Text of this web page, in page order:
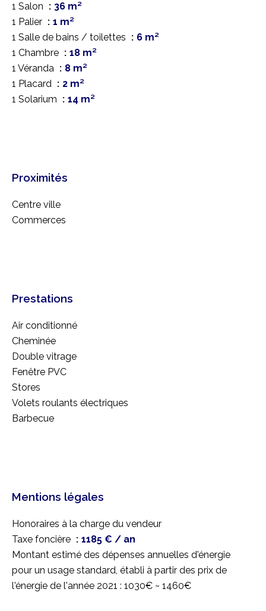
1 Salon
36 m²
1 Palier
1 m²
1 Salle de bains / toilettes
6 m²
1 Chambre
18 m²
1 Véranda
8 m²
1 Placard
2 m²
1 Solarium
14 m²
Proximités
Centre ville
Commerces
Prestations
Air conditionné
Cheminée
Double vitrage
Fenêtre PVC
Stores
Volets roulants électriques
Barbecue
Mentions légales
Honoraires à la charge du vendeur
Taxe foncière
1185 € / an
Montant estimé des dépenses annuelles d'énergie
pour un usage standard, établi à partir des prix de
l'énergie de l'année 2021 : 1030€ ~ 1460€